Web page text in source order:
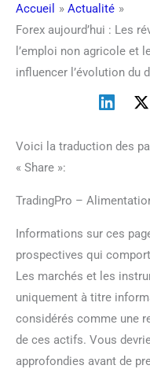
Accueil
Actualité
Forex aujourd’hui : Les
l’emploi non agricole et
influencer l’évolution du
Voici la traduction des
« Share »:
TradingPro –
Informations sur ces
prospectives qui
Les marchés et les
uniquement à titre
considérés comme une
de ces actifs. Vous
approfondies avant de